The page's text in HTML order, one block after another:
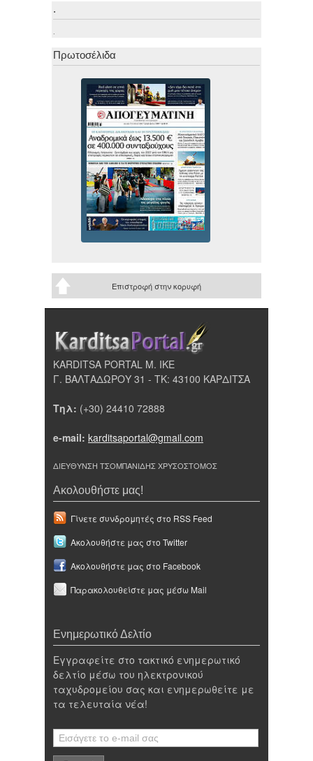
.
Πρωτοσέλιδα
Επιστροφή στην κορυφή
KARDITSA PORTAL Μ. ΙΚΕ
Γ. ΒΑΛΤΑΔΩΡΟΥ 31 - ΤΚ: 43100 ΚΑΡΔΙΤΣΑ
Τηλ: (+30) 24410 72888
e-mail: karditsaportal@gmail.com
ΔΙΕΥΘΥΝΣΗ ΤΣΟΜΠΑΝΙΔΗΣ ΧΡΥΣΟΣΤΟΜΟΣ
Ακολουθήστε μας!
Γίνετε συνδρομητές στο RSS Feed
Ακολουθήστε μας στο Twitter
Ακολουθήστε μας στο Facebook
Παρακολουθείστε μας μέσω Mail
Ενημερωτικό Δελτίο
Εγγραφείτε στο τακτικό ενημερωτικό
δελτίο μέσω του ηλεκτρονικού
ταχυδρομείου σας και ενημερωθείτε με
τα τελευταία νέα!